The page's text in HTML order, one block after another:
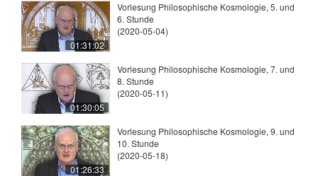
01:31:02
Vorlesung Philosophische Kosmologie, 5. und
6. Stunde
(2020-05-04)
01:30:05
Vorlesung Philosophische Kosmologie, 7. und
8. Stunde
(2020-05-11)
01:26:33
Vorlesung Philosophische Kosmologie, 9. und
10. Stunde
(2020-05-18)